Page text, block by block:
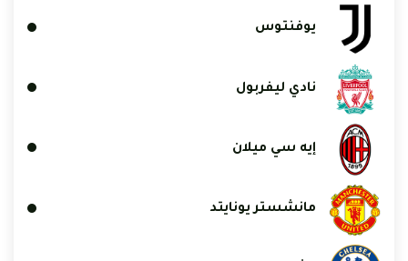
يوفنتوس
نادي ليفربول
إيه سي ميلان
مانشستر يونايتد